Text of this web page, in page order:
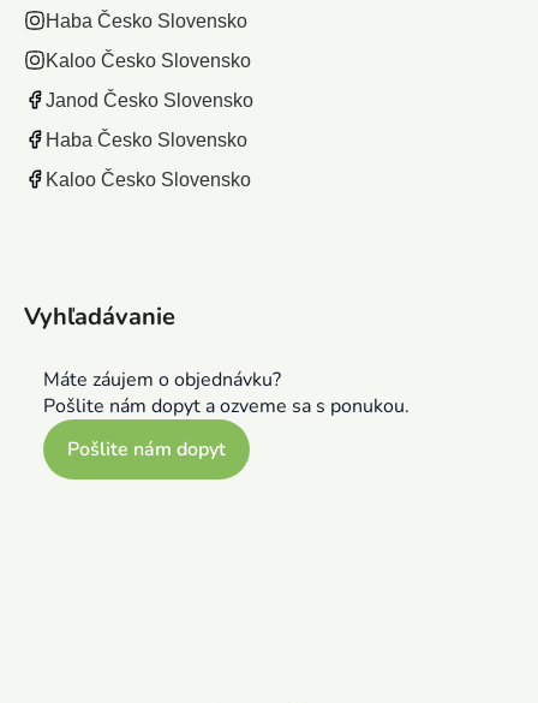
Haba Česko Slovensko
Kaloo Česko Slovensko
Janod Česko Slovensko
Haba Česko Slovensko
Kaloo Česko Slovensko
Vyhľadávanie
Máte záujem o objednávku?
Pošlite nám dopyt a ozveme sa s ponukou.
Pošlite nám dopyt